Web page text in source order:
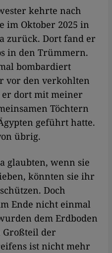
kehrte nach
im Oktober 2025 in
zurück. Dort fand er
in den Trümmern.
bombardiert
vor den verkohlten
er dort mit meiner
Töchtern
geführt hatte.
übrig.
glaubten, wenn sie
könnten sie ihr
Doch
Ende nicht einmal
dem Erdboden
Großteil der
ist nicht mehr